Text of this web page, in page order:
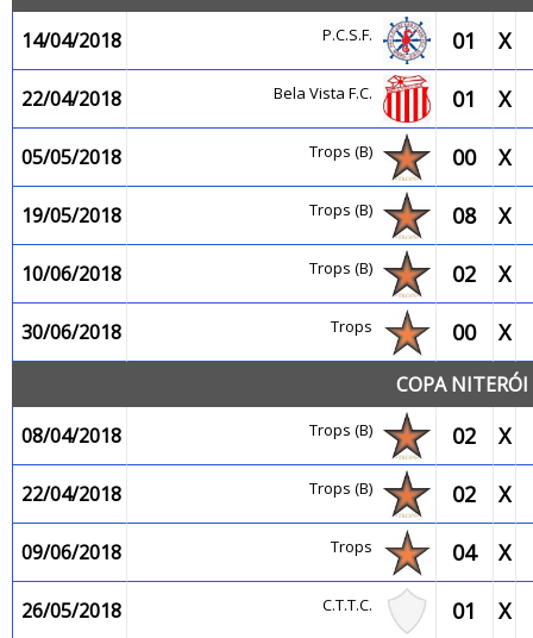
14/04/2018
P.C.S.F. 01 X
22/04/2018 Bela Vista F.C. 01 X
05/05/2018 Trops (B) 00 X
19/05/2018 Trops (B) 08 X
10/06/2018 Trops (B) 02 X
30/06/2018 Trops 00 X
COPA
08/04/2018
Trops (B) 02 X
22/04/2018 Trops (B) 02 X
09/06/2018 Trops 04 X
26/05/2018 C.T.T.C. 01 X